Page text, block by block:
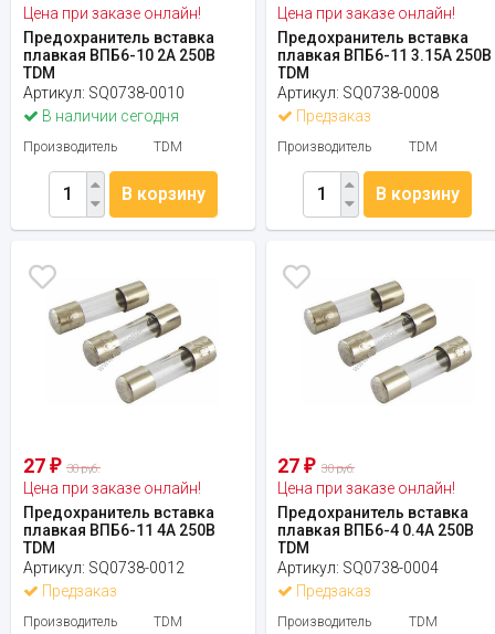
Цена при заказе онлайн!
Предохранитель вставка
плавкая ВПБ6-10 2А 250В
TDM
Артикул: SQ0738-0010
В наличии сегодня
Производитель TDM
В корзину
Цена при заказе онлайн!
Предохранитель вставка
плавкая ВПБ6-11 3.15А 250В
TDM
Артикул: SQ0738-0008
Предзаказ
Производитель TDM
В корзину
27 ₽ 30 руб.
Цена при заказе онлайн!
Предохранитель вставка
плавкая ВПБ6-11 4А 250В
TDM
Артикул: SQ0738-0012
Предзаказ
Производитель TDM
27₽ 30 руб.
Цена при заказе онлайн!
Предохранитель вставка
плавкая ВПБ6-4 0.4А 250В
TDM
Артикул: SQ0738-0004
Предзаказ
Производитель TDM